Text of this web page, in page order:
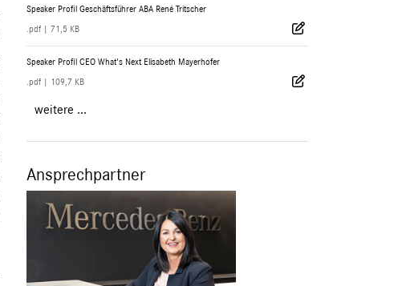
Speaker Profil Geschäftsführer ABA René Tritscher
.pdf 71,5 KB
Speaker Profil CEO What's Next Elisabeth Mayerhofer
.pdf 109,7 KB
weitere ...
Ansprechpartner